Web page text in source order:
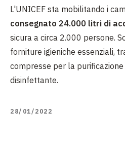
L'UNICEF sta mobilitando i
consegnato 24.000 litri di
sicura a circa 2.000 persone.
forniture igieniche essenziali,
compresse per la
disinfettante.
28/01/2022